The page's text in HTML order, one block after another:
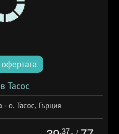
Тасос
о. Тасос, Гърция
.37